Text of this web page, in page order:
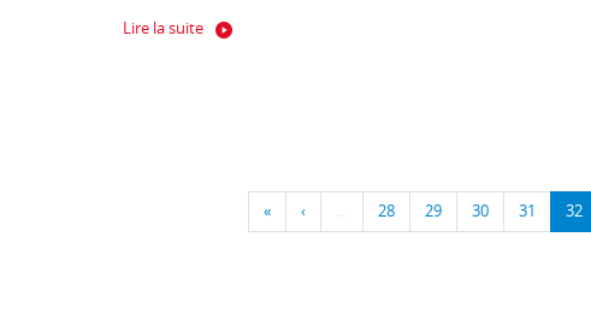
Lire la suite
« ‹ … 28 29 30 31 32